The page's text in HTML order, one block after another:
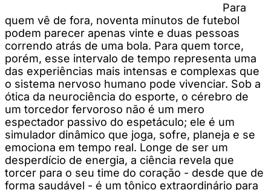
Para
quem vê de fora, noventa minutos de futebol
podem parecer apenas vinte e duas pessoas
correndo atrás de uma bola. Para quem torce,
porém, esse intervalo de tempo representa uma
das experiências mais intensas e complexas que
o sistema nervoso humano pode vivenciar. Sob a
ótica da neurociência do esporte, o cérebro de
um torcedor fervoroso não é um mero
espectador passivo do espetáculo; ele é um
simulador dinâmico que joga, sofre, planeja e se
emociona em tempo real. Longe de ser um
desperdício de energia, a ciência revela que
torcer para o seu time do coração - desde que de
forma saudável - é um tônico extraordinário para